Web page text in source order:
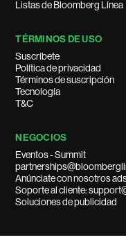
Listas de Bloomberg Línea
TÉRMINOS DE USO
Suscríbete
Política de privacidad
Términos de suscripción
Tecnología
T&C
NEGOCIOS
Eventos - Summit
Anúnciate con nosotros
Soporte al cliente:
Soluciones de publicidad